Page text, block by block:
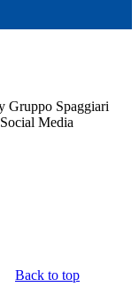
Gruppo Spaggiari
Media
Back to top